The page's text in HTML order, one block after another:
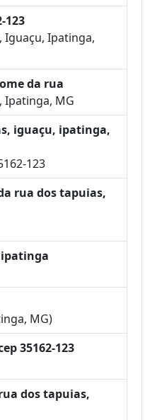
123
Iguaçu, Ipatinga,
da rua
Ipatinga, MG
iguaçu, ipatinga,
123
rua dos tapuias,
ipatinga
MG)
35162-123
dos tapuias,